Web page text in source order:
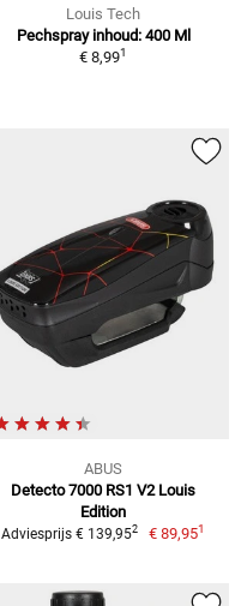
Louis Tech
Pechspray inhoud: 400 Ml
€ 8,991
ABUS
Detecto 7000 RS1 V2 Louis
Edition
Adviesprijs € 139,952 € 89,951